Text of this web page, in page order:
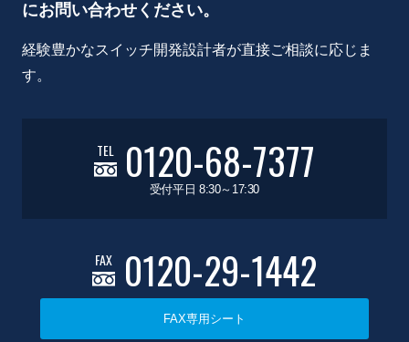
にお問い合わせください。
経験豊かなスイッチ開発設計者が直接ご相談に応じま
す。
TEL 0120-68-7377
受付平日 8:30～17:30
FAX 0120-29-1442
FAX専用シート